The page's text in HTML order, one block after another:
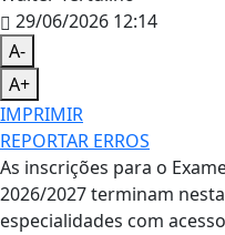
29/06/2026 12:14
A-
A+
IMPRIMIR
REPORTAR ERROS
As inscrições para o
2026/2027 terminam
especialidades com